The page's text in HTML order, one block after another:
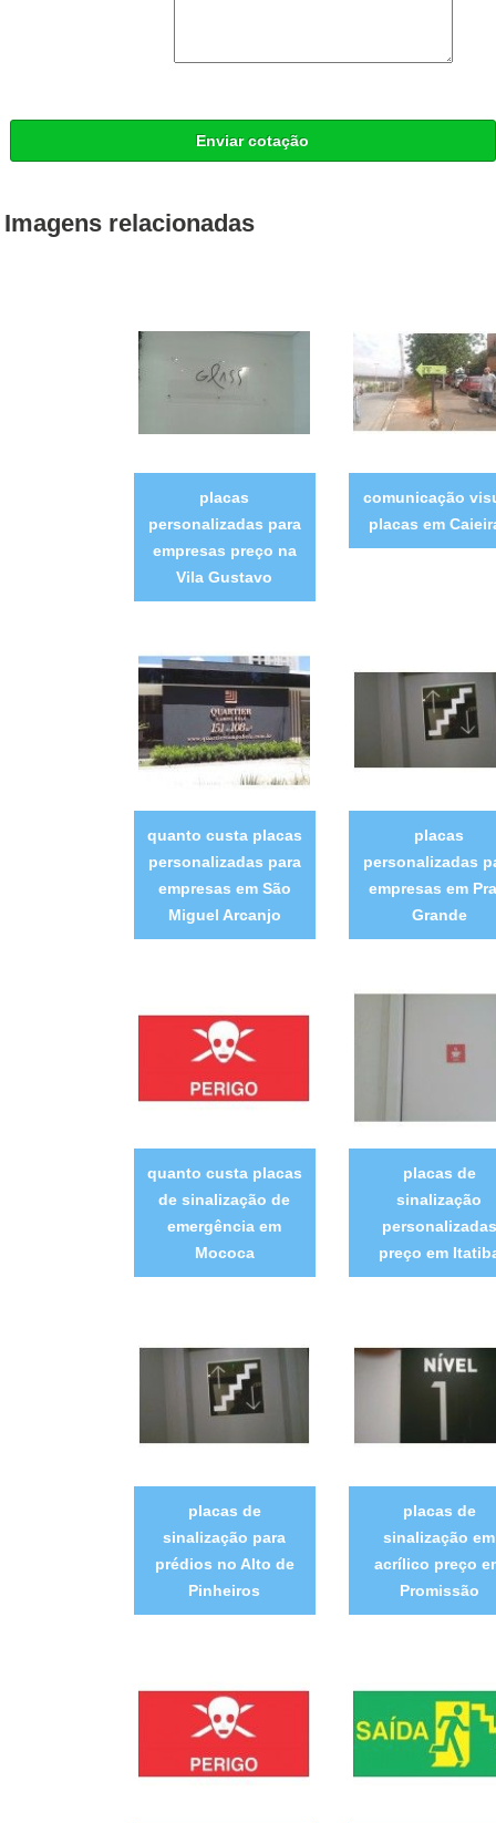
Enviar cotação
Imagens relacionadas
placas
personalizadas para
empresas preço na
Vila Gustavo
comunicação
placas em
quanto custa placas
personalizadas para
empresas em São
Miguel Arcanjo
placas
personalizadas
empresas em
Grande
quanto custa placas
de sinalização de
emergência em
Mococa
placas de
sinalização
personalizadas
preço em
placas de
sinalização para
prédios no Alto de
Pinheiros
placas de
sinalização em
acrílico preço
Promissão